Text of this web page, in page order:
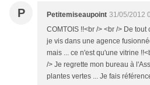
P Petitemiseaupoint 31/05/2012
COMTOIS !!<br /> <br /> De
je vis dans une agence
mais ... ce n'est qu'une vitrine
/> Je regrette mon bureau à
plantes vertes ... Je fais